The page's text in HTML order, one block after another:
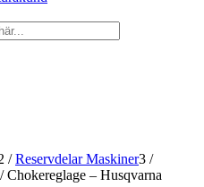
/ Reservdelar Maskiner3 /
/ Chokereglage – Husqvarna